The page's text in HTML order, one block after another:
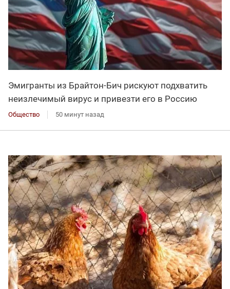
Эмигранты из Брайтон-Бич рискуют подхватить
неизлечимый вирус и привезти его в Россию
Общество 50 минут назад